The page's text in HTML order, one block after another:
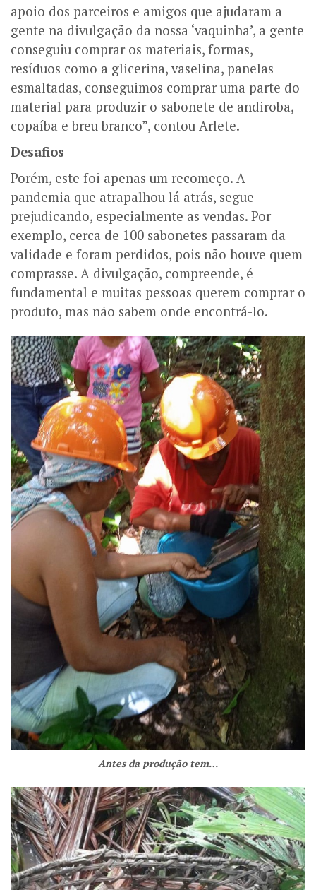
apoio dos parceiros e amigos que ajudaram a
gente na divulgação da nossa ‘vaquinha’, a gente
conseguiu comprar os materiais, formas,
resíduos como a glicerina, vaselina, panelas
esmaltadas, conseguimos comprar uma parte do
material para produzir o sabonete de andiroba,
copaíba e breu branco”, contou Arlete.
Desafios
Porém, este foi apenas um recomeço. A
pandemia que atrapalhou lá atrás, segue
prejudicando, especialmente as vendas. Por
exemplo, cerca de 100 sabonetes passaram da
validade e foram perdidos, pois não houve quem
comprasse. A divulgação, compreende, é
fundamental e muitas pessoas querem comprar o
produto, mas não sabem onde encontrá-lo.
Antes da produção tem…